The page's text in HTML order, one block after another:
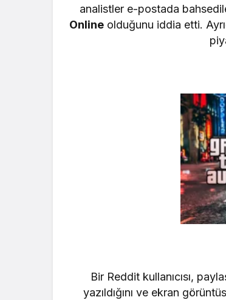
analistler e-postada
Onlineolduğunu iddia etti.
Bir Reddit kullanıcısı,
yazıldığını ve ekran